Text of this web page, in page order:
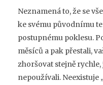
Neznamená to, že se
ke svému původnímu
postupnému poklesu.
měsíců a pak přestali,
zhoršovat stejně
nepoužívali. Neexistuje